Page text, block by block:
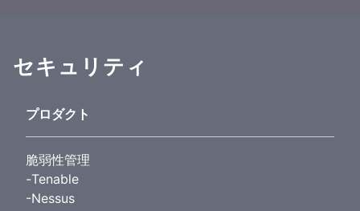
セキュリティ
プロダクト
脆弱性管理
-Tenable
-Nessus